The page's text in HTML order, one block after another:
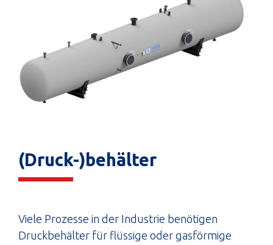
(Druck-)behälter
Viele Prozesse in der Industrie benötigen
Druckbehälter für flüssige oder gasförmige